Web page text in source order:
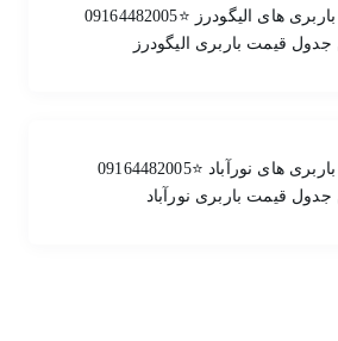
لیست باربری های الیگودرز ⭐️09164482005
جدول قیمت باربری الیگودرز
لیست باربری های نورآباد ⭐️09164482005
جدول قیمت باربری نورآباد